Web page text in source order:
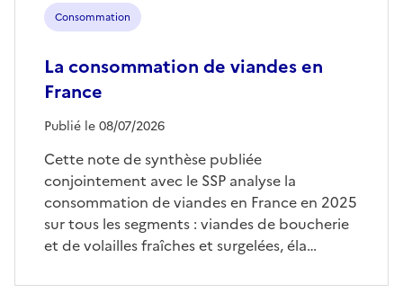
Consommation
La consommation de viandes en
France
Publié le 08/07/2026
Cette note de synthèse publiée
conjointement avec le SSP analyse la
consommation de viandes en France en 2025
sur tous les segments : viandes de boucherie
et de volailles fraîches et surgelées, éla…